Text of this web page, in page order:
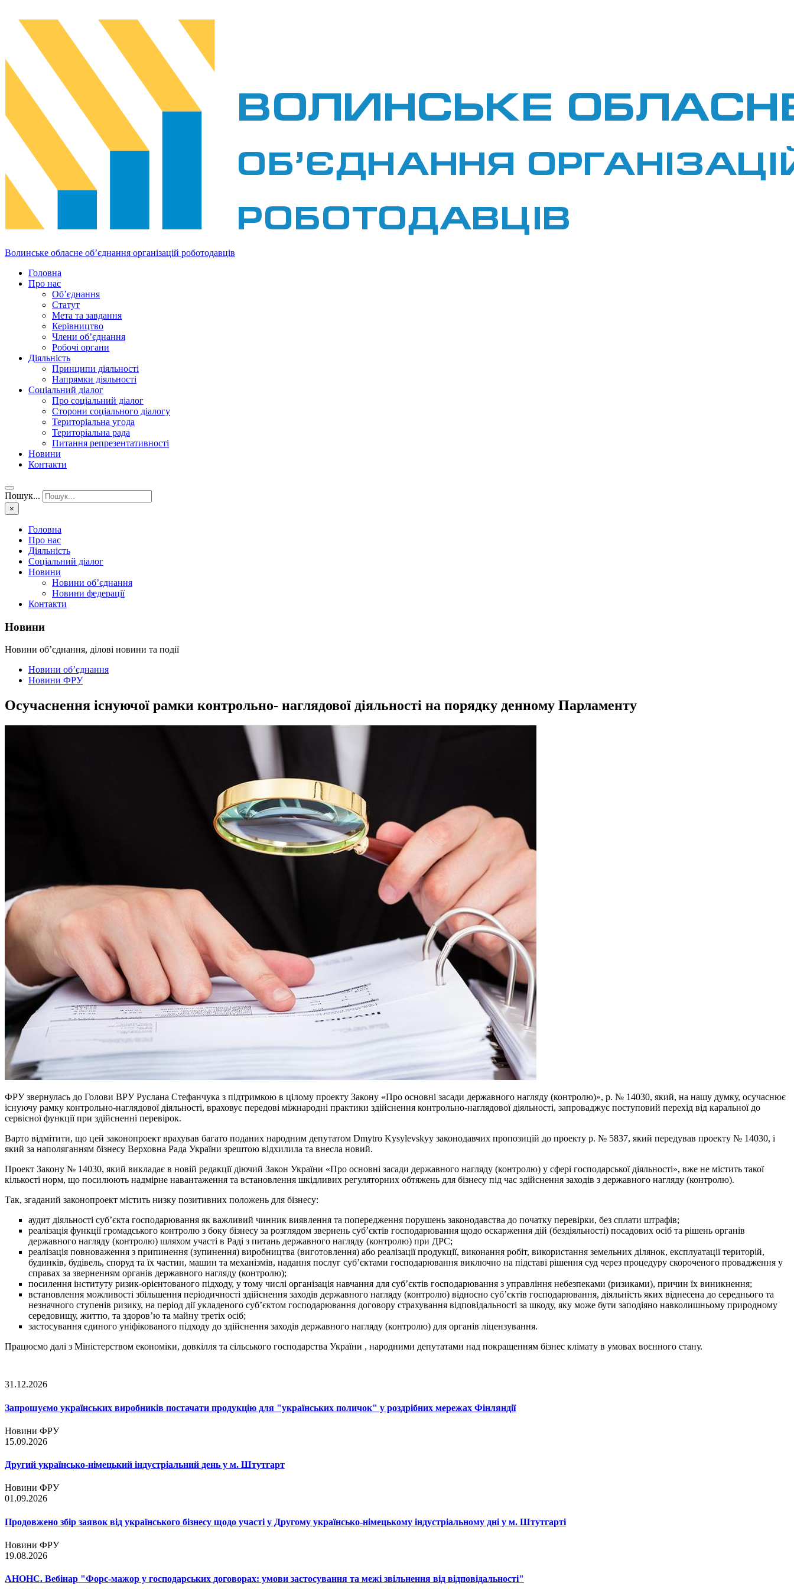
Волинське обласне об’єднання організацій роботодавців
Головна
Про нас
Об’єднання
Статут
Мета та завдання
Керівництво
Члени об’єднання
Робочі органи
Діяльність
Принципи діяльності
Напрямки діяльності
Соціальний діалог
Про соціальний діалог
Сторони соціального діалогу
Територіальна угода
Територіальна рада
Питання репрезентативності
Новини
Контакти
Пошук...
×
Головна
Про нас
Діяльність
Соціальний діалог
Новини
Новини об’єднання
Новини федерації
Контакти
Новини
Новини об’єднання, ділові новини та події
Новини об’єднання
Новини ФРУ
Осучаснення існуючої рамки контрольно- наглядової діяльності на порядку денному Парламенту
ФРУ звернулась до Голови ВРУ Руслана Стефанчука з підтримкою в цілому проекту Закону «Про основні засади державного нагляду (контролю)», р. № 14030, який, на нашу думку, осучаснює
існуючу рамку контрольно-наглядової діяльності, враховує передові міжнародні практики здійснення контрольно-наглядової діяльності, запроваджує поступовий перехід від каральної до
сервісної функції при здійсненні перевірок.
Варто відмітити, що цей законопроект врахував багато поданих народним депутатом Dmytro Kysylevskyy законодавчих пропозицій до проекту р. № 5837, який передував проекту № 14030, і
який за наполяганням бізнесу Верховна Рада України зрештою відхилила та внесла новий.
Проект Закону № 14030, який викладає в новій редакції діючий Закон України «Про основні засади державного нагляду (контролю) у сфері господарської діяльності», вже не містить такої
кількості норм, що посилюють надмірне навантаження та встановлення шкідливих регуляторних обтяжень для бізнесу під час здійснення заходів з державного нагляду (контролю).
Так, згаданий законопроект містить низку позитивних положень для бізнесу:
аудит діяльності суб’єкта господарювання як важливий чинник виявлення та попередження порушень законодавства до початку перевірки, без сплати штрафів;
реалізація функції громадського контролю з боку бізнесу за розглядом звернень суб’єктів господарювання щодо оскарження дій (бездіяльності) посадових осіб та рішень органів
державного нагляду (контролю) шляхом участі в Раді з питань державного нагляду (контролю) при ДРС;
реалізація повноваження з припинення (зупинення) виробництва (виготовлення) або реалізації продукції, виконання робіт, використання земельних ділянок, експлуатації територій,
будинків, будівель, споруд та їх частин, машин та механізмів, надання послуг суб’єктами господарювання виключно на підставі рішення суд через процедуру скороченого провадження у
справах за зверненням органів державного нагляду (контролю);
посилення інституту ризик-орієнтованого підходу, у тому числі організація навчання для суб’єктів господарювання з управління небезпеками (ризиками), причин їх виникнення;
встановлення можливості збільшення періодичності здійснення заходів державного нагляду (контролю) відносно суб’єктів господарювання, діяльність яких віднесена до середнього та
незначного ступенів ризику, на період дії укладеного суб’єктом господарювання договору страхування відповідальності за шкоду, яку може бути заподіяно навколишньому природному
середовищу, життю, та здоров’ю та майну третіх осіб;
застосування єдиного уніфікованого підходу до здійснення заходів державного нагляду (контролю) для органів ліцензування.
Працюємо далі з Міністерством економіки, довкілля та сільського господарства України , народними депутатами над покращенням бізнес клімату в умовах воєнного стану.
31.12.2026
Запрошуємо українських виробників постачати продукцію для "українських поличок" у роздрібних мережах Фінляндії
Новини ФРУ
15.09.2026
Другий українсько-німецький індустріальний день у м. Штутгарт
Новини ФРУ
01.09.2026
Продовжено збір заявок від українського бізнесу щодо участі у Другому українсько-німецькому індустріальному дні у м. Штутгарті
Новини ФРУ
19.08.2026
АНОНС. Вебінар "Форс-мажор у господарських договорах: умови застосування та межі звільнення від відповідальності"